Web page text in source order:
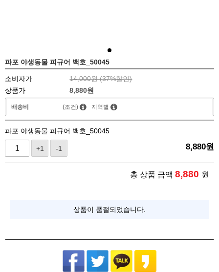
파포 야생동물 피규어 백호_50045
소비자가 14,000원 (37%할인)
상품가
8,880원
배송비 (조건) 지역별
파포 야생동물 피규어 백호_50045
+1 -1 8,880원
총 상품 금액 8,880 원
상품이 품절되었습니다.